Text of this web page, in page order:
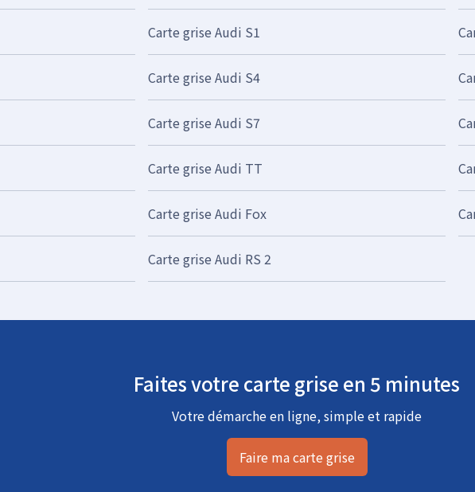
Carte grise Audi S1
Carte grise Audi S4
Carte grise Audi S7
Carte grise Audi TT
Carte grise Audi Fox
Carte grise Audi RS 2
Faites votre carte grise en 5 minutes
Votre démarche en ligne, simple et rapide
Faire ma carte grise